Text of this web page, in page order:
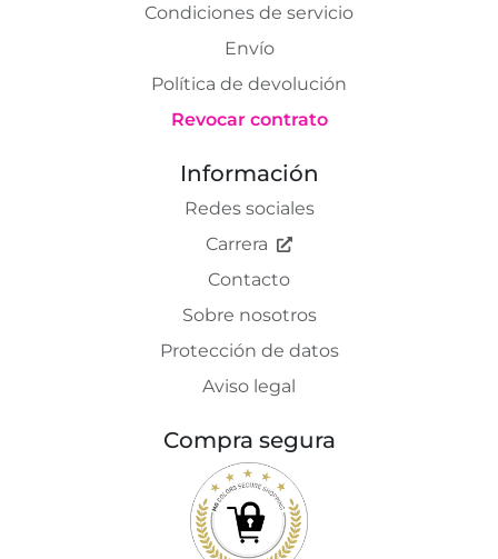
Condiciones de servicio
Envío
Política de devolución
Revocar contrato
Información
Redes sociales
Carrera
Contacto
Sobre nosotros
Protección de datos
Aviso legal
Compra segura